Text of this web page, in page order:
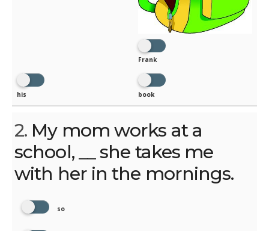
Frank
his book
2. My mom works at a
school, __ she takes me
with her in the mornings.
so